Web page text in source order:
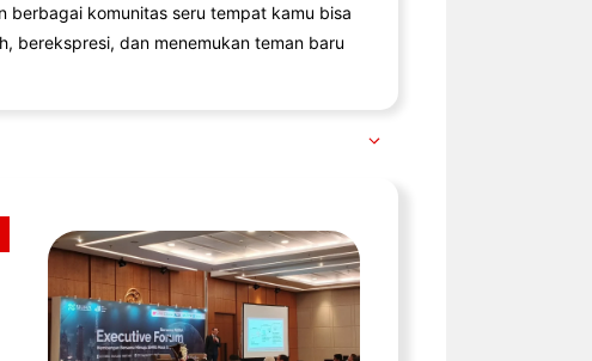
berbagai komunitas seru tempat kamu bisa
berekspresi, dan menemukan teman baru